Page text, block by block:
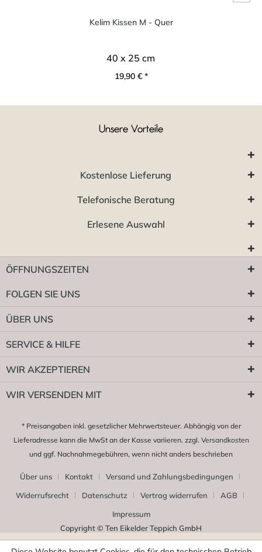
Kelim Kissen M - Quer
40 x 25 cm
19,90 € *
Unsere Vorteile
Kostenlose Lieferung
Telefonische Beratung
Erlesene Auswahl
ÖFFNUNGSZEITEN
FOLGEN SIE UNS
ÜBER UNS
SERVICE & HILFE
WIR AKZEPTIEREN
WIR VERSENDEN MIT
* Preisangaben inkl. gesetzlicher Mehrwertsteuer. Abhängig von der
Lieferadresse kann die MwSt an der Kasse variieren. zzgl. Versandkosten
und ggf. Nachnahmegebühren, wenn nicht anders beschrieben
Über uns Kontakt
Versand und Zahlungsbedingungen
Widerrufsrecht
Datenschutz Vertrag widerrufen
AGB
Impressum
Copyright © Ten Eikelder Teppich GmbH